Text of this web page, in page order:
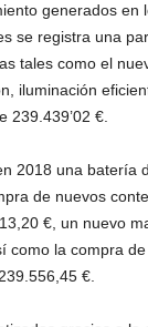
generados en
se registra una
tales como el
iluminación
239.439’02 €.
2018 una batería
de nuevos
€, un nuevo
como la compra
€.